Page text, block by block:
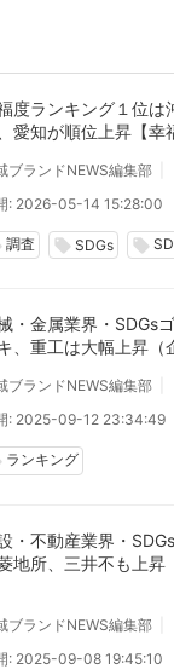
度ランキング１位は
愛知が順位上昇【幸
ブランドNEWS編集部
: 2026-05-14 15:28:00
調査 local_offer SDGs local_offer
・金属業界・SDGs
、重工は大幅上昇（
ブランドNEWS編集部
: 2025-09-12 23:34:49
ランキング
・不動産業界・
地所、三井不も上昇
ブランドNEWS編集部
: 2025-09-08 19:45:10